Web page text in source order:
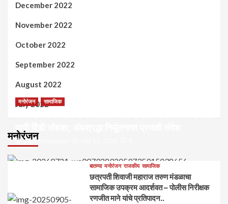
December 2022
November 2022
October 2022
September 2022
August 2022
July 2022
मनोरंजन
मनोरंजन सामाजिक
पायी दिंडी सोहळा; अंधश्रद्धा निर्मूलनाचा प्रभावी संदेश
saptahiksandesh
बातम्या मनोरंजन राजकीय सामाजिक
छत्रपती शिवाजी महाराज तरुण मंडळाचा
सामाजिक उपक्रम आदर्शवत – पोलीस निरीक्षक
रणजीत माने यांचे प्रतिपादन..